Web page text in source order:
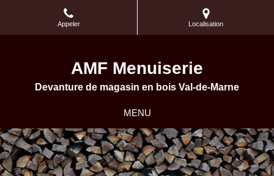
Appeler Localisation
AMF Menuiserie
Devanture de magasin en bois Val-de-Marne
MENU